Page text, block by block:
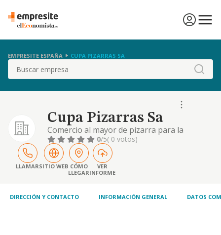
EMPRESITE ESPAÑA CUPA PIZARRAS SA
Buscar
Cupa Pizarras Sa
Comercio al mayor de pizarra para la
construcción. 0/5( 0 votos)
LLAMARSITIO WEB CÓMO
LLEGAR
VER
INFORME
DIRECCIÓN Y CONTACTO INFORMACIÓN GENERAL DATOS